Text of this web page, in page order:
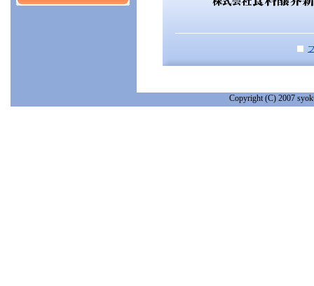
Copyright (C) 2007